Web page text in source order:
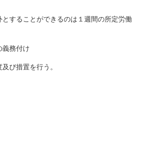
することができるのは１週間の所定労働
義務付け
び措置を行う。